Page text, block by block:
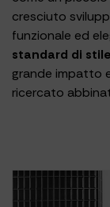
cresciuto
funzionale ed
standard di
grande impatto
ricercato